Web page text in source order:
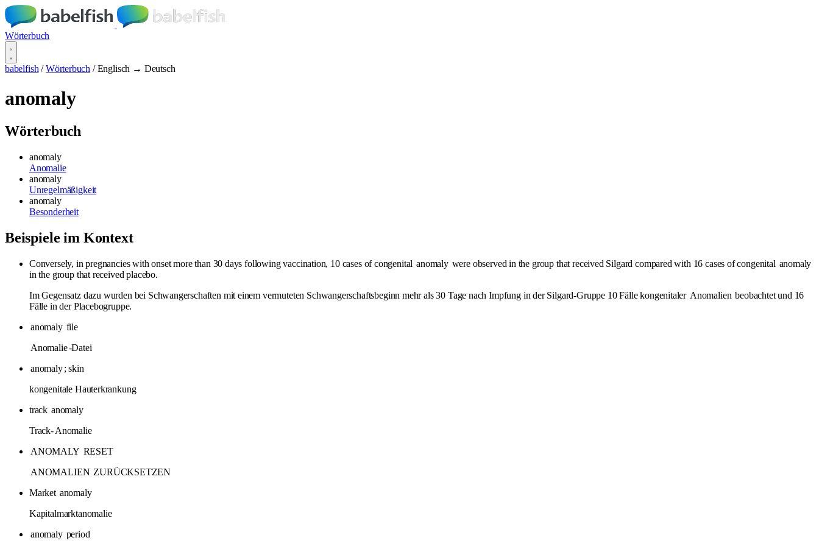
Wörterbuch
babelfish / Wörterbuch / Englisch → Deutsch
anomaly
Wörterbuch
anomaly
Anomalie
anomaly
Unregelmäßigkeit
anomaly
Besonderheit
Beispiele im Kontext
Conversely, in pregnancies with onset more than 30 days following vaccination, 10 cases of congenital anomaly were observed in the group that received Silgard compared with 16 cases of congenital anomaly
in the group that received placebo.
Im Gegensatz dazu wurden bei Schwangerschaften mit einem vermuteten Schwangerschaftsbeginn mehr als 30 Tage nach Impfung in der Silgard-Gruppe 10 Fälle kongenitaler Anomalien beobachtet und 16
Fälle in der Placebogruppe.
anomaly file
Anomalie-Datei
anomaly; skin
kongenitale Hauterkrankung
track anomaly
Track-Anomalie
ANOMALY RESET
ANOMALIEN ZURÜCKSETZEN
Market anomaly
Kapitalmarktanomalie
anomaly period